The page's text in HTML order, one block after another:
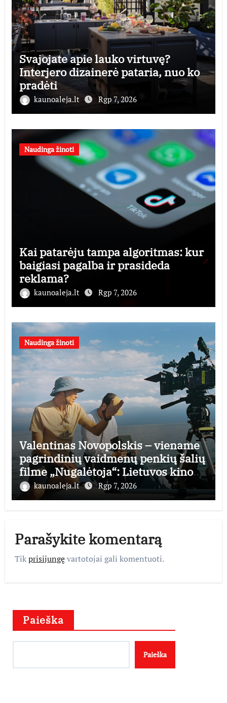
Svajojate apie lauko virtuvę?
Interjero dizainerė pataria, nuo ko
pradėti
kaunoaleja.lt Rgp 7, 2026
Naudinga žinoti
Kai patarėju tampa algoritmas: kur
baigiasi pagalba ir prasideda
reklama?
kaunoaleja.lt Rgp 7, 2026
Naudinga žinoti
Valentinas Novopolskis – viename
pagrindinių vaidmenų penkių šalių
filme „Nugalėtoja“: Lietuvos kino
teatruose – nuo rugpjūčio 7-osios
kaunoaleja.lt Rgp 7, 2026
Parašykite komentarą
Tikprisijungęvartotojai gali komentuoti.
Paieška
Paieška